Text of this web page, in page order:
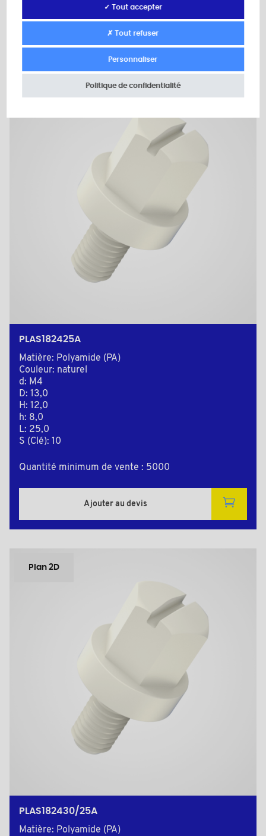
Ajouter au devis
Plan 2D
PLAS182425A
Matière: Polyamide (PA)
Couleur: naturel
d: M4
D: 13,0
H: 12,0
h: 8,0
L: 25,0
S (Clé): 10
Quantité minimum de vente : 5000
Ajouter au devis
Plan 2D
PLAS182430/25A
Matière: Polyamide (PA)
✓ Tout accepter
✗ Tout refuser
Personnaliser
Politique de confidentialité